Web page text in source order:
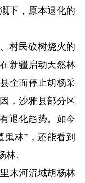
下，原本退化的
村民砍树烧火的
新疆启动天然林
全面停止胡杨采
，沙雅县部分区
退化趋势。如今
林”，还能看到
。
木河流域胡杨林